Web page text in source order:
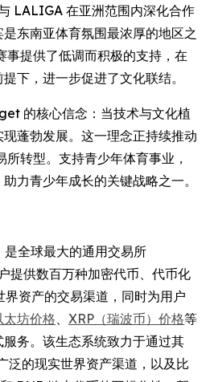
LALIGA 在亚洲范围内深化合作
东南亚体育氛围最浓厚的地区之
提供了低调而积极的支持，在
下，进一步促进了文化联结。
的核心信念：当技术与文化植
蓬勃发展。这一理念正持续推动
转型。支持青少年体育事业，
力青少年成长的关键战略之一。
是全球最大的通用交易所
提供数百万种加密代币、代币化
界资产的交易渠道，同时为用户
太坊价格、 XRP（瑞波币）价格等
务。该生态系统致力于通过其
泛的现实世界资产渠道，以及比